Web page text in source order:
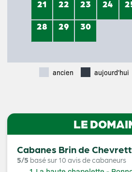
21
22 23 24
28
29 30
ancien aujourd'hui
LE
Cabanes Brin de
5/5 basé sur 10 avis de cabaneurs